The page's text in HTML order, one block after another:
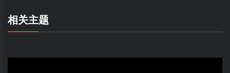
相关主题